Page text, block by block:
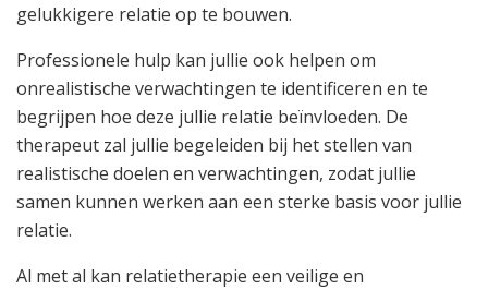
gelukkigere relatie op te bouwen.
Professionele hulp kan jullie ook helpen om
onrealistische verwachtingen te identificeren en te
begrijpen hoe deze jullie relatie beïnvloeden. De
therapeut zal jullie begeleiden bij het stellen van
realistische doelen en verwachtingen, zodat jullie
samen kunnen werken aan een sterke basis voor jullie
relatie.
Al met al kan relatietherapie een veilige en